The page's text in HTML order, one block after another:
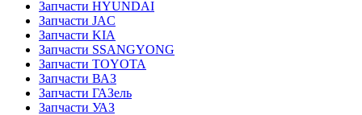
Запчасти HYUNDAI
Запчасти JAC
Запчасти KIA
Запчасти SSANGYONG
Запчасти TOYOTA
Запчасти ВАЗ
Запчасти ГАЗель
Запчасти УАЗ